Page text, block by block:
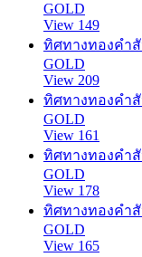
GOLD
View 149
ทิศทางทองคำสั
GOLD
View 209
ทิศทางทองคำสั
GOLD
View 161
ทิศทางทองคำสั
GOLD
View 178
ทิศทางทองคำสั
GOLD
View 165